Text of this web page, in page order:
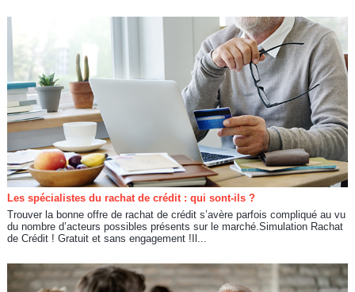
Les spécialistes du rachat de crédit : qui sont-ils ?
Trouver la bonne offre de rachat de crédit s’avère parfois compliqué au vu
du nombre d’acteurs possibles présents sur le marché.Simulation Rachat
de Crédit ! Gratuit et sans engagement !Il...